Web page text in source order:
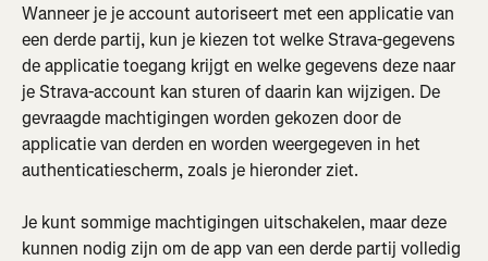
Wanneer je je account autoriseert met een applicatie van
een derde partij, kun je kiezen tot welke Strava-gegevens
de applicatie toegang krijgt en welke gegevens deze naar
je Strava-account kan sturen of daarin kan wijzigen. De
gevraagde machtigingen worden gekozen door de
applicatie van derden en worden weergegeven in het
authenticatiescherm, zoals je hieronder ziet.
Je kunt sommige machtigingen uitschakelen, maar deze
kunnen nodig zijn om de app van een derde partij volledig